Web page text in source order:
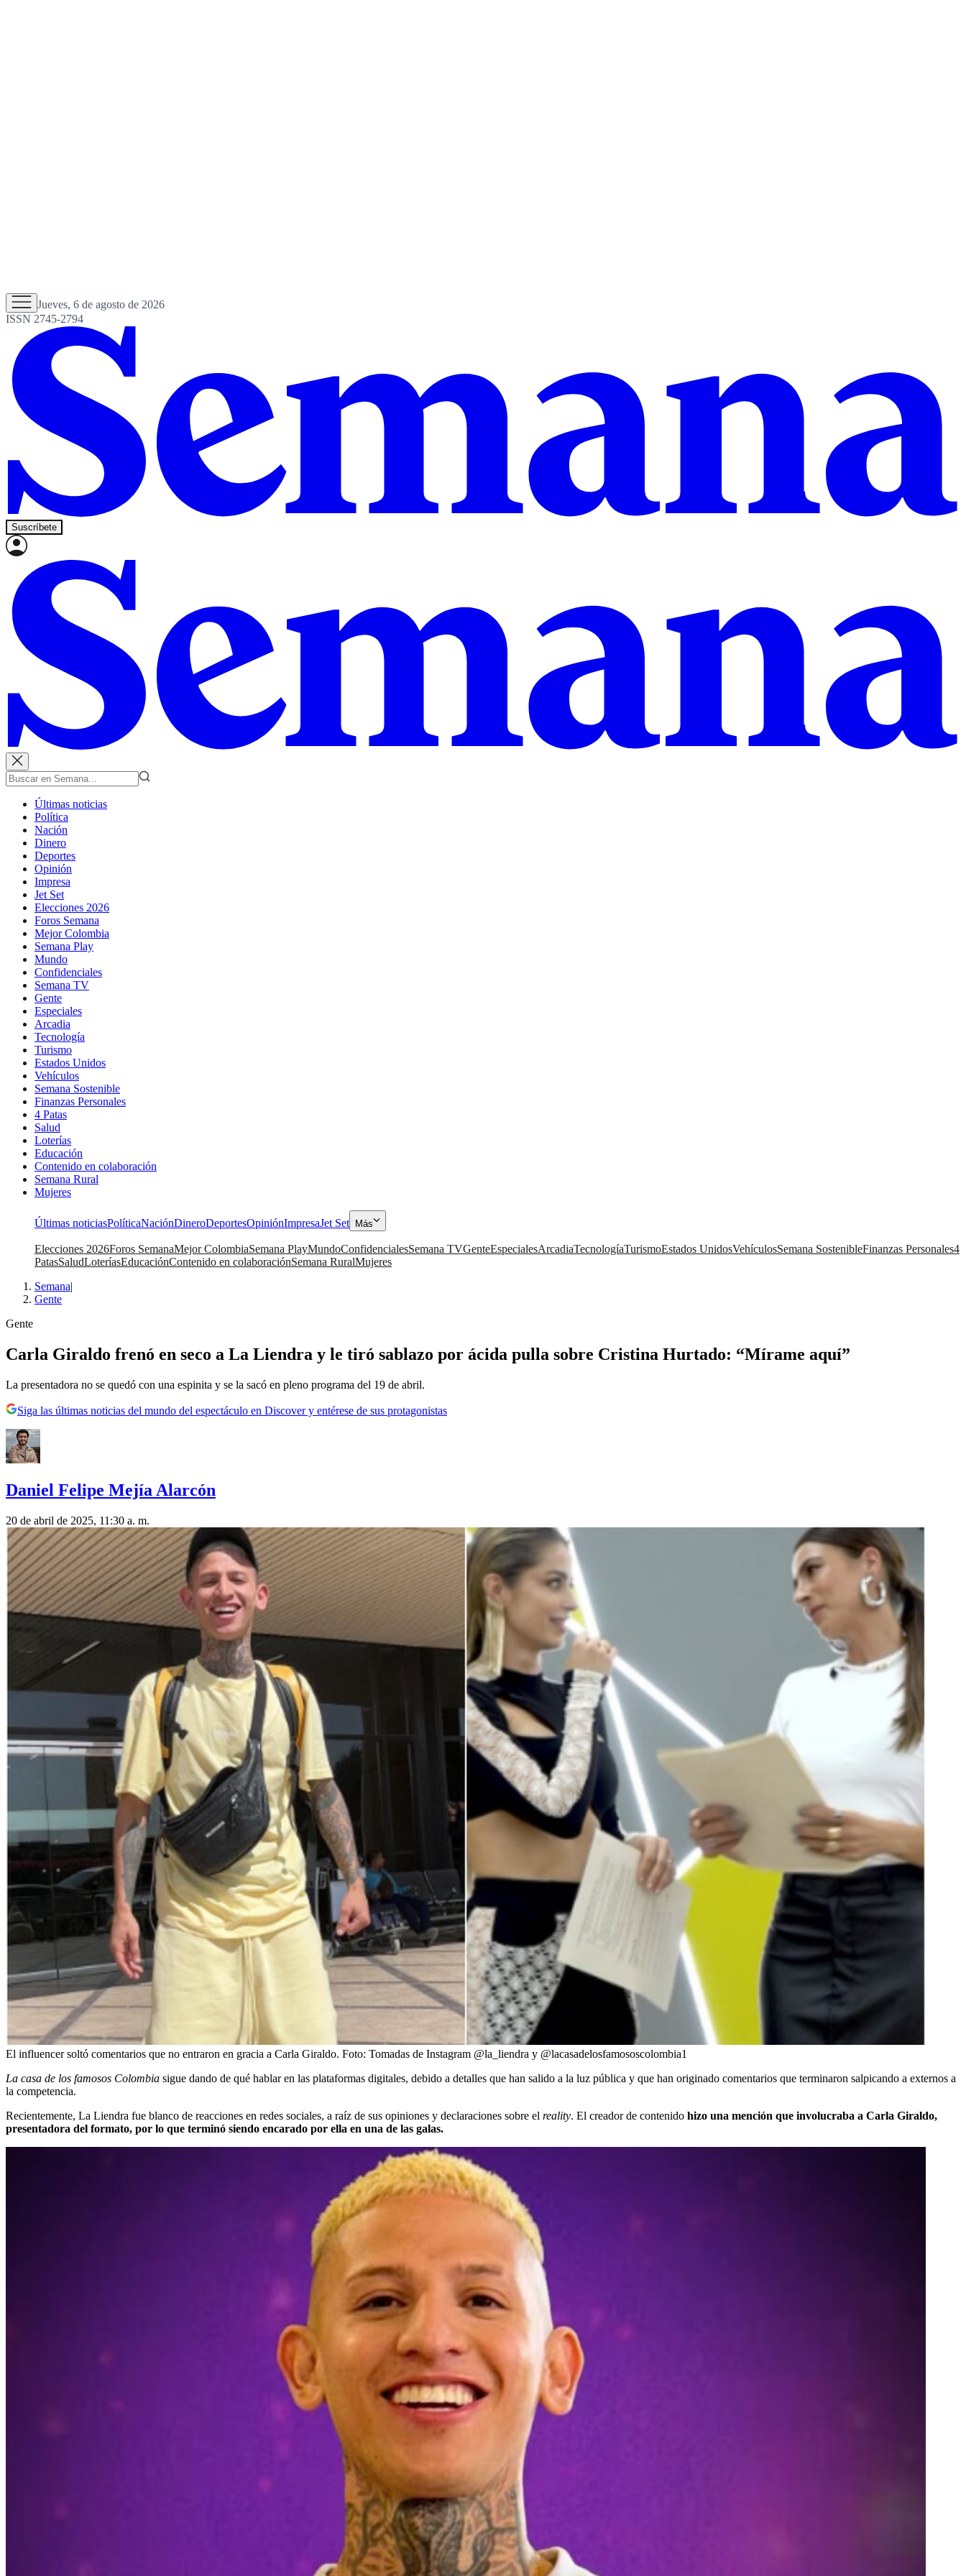
Jueves, 6 de agosto de 2026
ISSN 2745-2794
Suscríbete
Últimas noticias
Política
Nación
Dinero
Deportes
Opinión
Impresa
Jet Set
Elecciones 2026
Foros Semana
Mejor Colombia
Semana Play
Mundo
Confidenciales
Semana TV
Gente
Especiales
Arcadia
Tecnología
Turismo
Estados Unidos
Vehículos
Semana Sostenible
Finanzas Personales
4 Patas
Salud
Loterías
Educación
Contenido en colaboración
Semana Rural
Mujeres
Últimas noticiasPolíticaNaciónDineroDeportesOpiniónImpresaJet Set Más
Elecciones 2026Foros SemanaMejor ColombiaSemana PlayMundoConfidencialesSemana TVGenteEspecialesArcadiaTecnologíaTurismoEstados UnidosVehículosSemana SostenibleFinanzas Personales4
PatasSaludLoteríasEducaciónContenido en colaboraciónSemana RuralMujeres
Semana|
Gente
Gente
Carla Giraldo frenó en seco a La Liendra y le tiró sablazo por ácida pulla sobre Cristina Hurtado: “Mírame aquí”
La presentadora no se quedó con una espinita y se la sacó en pleno programa del 19 de abril.
Siga las últimas noticias del mundo del espectáculo en Discover y entérese de sus protagonistas
Daniel Felipe Mejía Alarcón
20 de abril de 2025, 11:30 a. m.
El influencer soltó comentarios que no entraron en gracia a Carla Giraldo. Foto: Tomadas de Instagram @la_liendra y @lacasadelosfamososcolombia1
La casa de los famosos Colombia sigue dando de qué hablar en las plataformas digitales, debido a detalles que han salido a la luz pública y que han originado comentarios que terminaron salpicando a externos a
la competencia.
Recientemente, La Liendra fue blanco de reacciones en redes sociales, a raíz de sus opiniones y declaraciones sobre el reality. El creador de contenido hizo una mención que involucraba a Carla Giraldo,
presentadora del formato, por lo que terminó siendo encarado por ella en una de las galas.